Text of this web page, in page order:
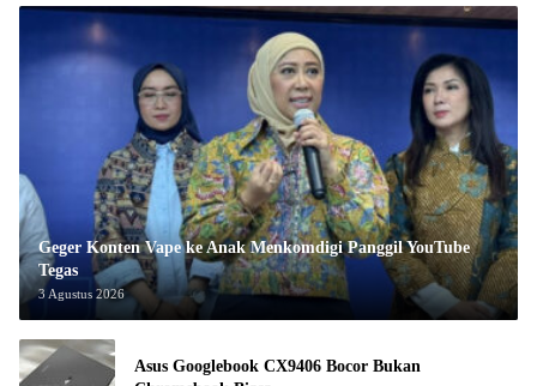
Geger Konten Vape ke Anak Menkomdigi Panggil YouTube
Tegas
3 Agustus 2026
Asus Googlebook CX9406 Bocor Bukan